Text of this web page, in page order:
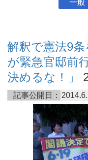
一般
解釈で憲法9
が緊急官邸前
決めるな！」
記事公開日：